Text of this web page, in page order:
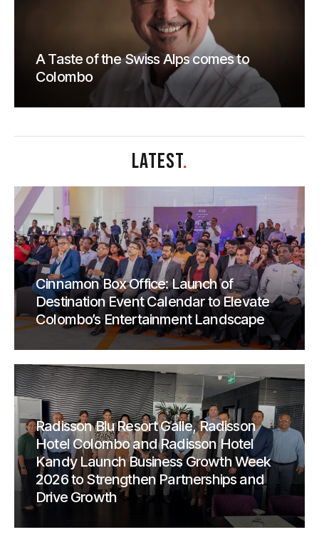
A Taste of the Swiss Alps comes to
Colombo
LATEST.
Cinnamon Box Office: Launch of
Destination Event Calendar to Elevate
Colombo’s Entertainment Landscape
Radisson Blu Resort Galle, Radisson
Hotel Colombo and Radisson Hotel
Kandy Launch Business Growth Week
2026 to Strengthen Partnerships and
Drive Growth